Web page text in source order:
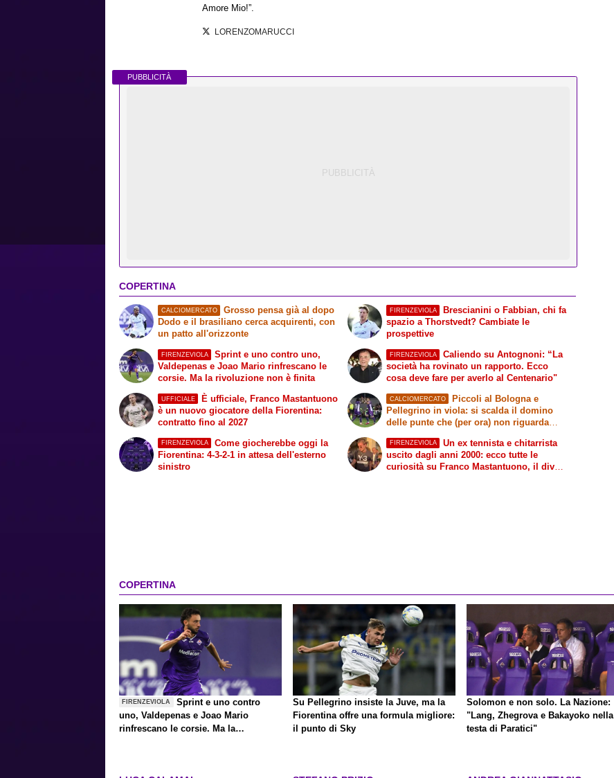
Amore Mio!”.
LORENZOMARUCCI
PUBBLICITÀ
COPERTINA
CALCIOMERCATO
Grosso pensa già al dopo
Dodo e il brasiliano cerca acquirenti, con
un patto all'orizzonte
FIRENZEVIOLA
Sprint e uno contro uno,
Valdepenas e Joao Mario rinfrescano le
corsie. Ma la rivoluzione non è finita
FIRENZEVIOLA
Brescianini o Fabbian, chi fa
spazio a Thorstvedt? Cambiate le
prospettive
FIRENZEVIOLA
Caliendo su Antognoni: “La
società ha rovinato un rapporto. Ecco
cosa deve fare per averlo al Centenario"
UFFICIALE
È ufficiale, Franco Mastantuono
è un nuovo giocatore della Fiorentina:
contratto fino al 2027
FIRENZEVIOLA
Come giocherebbe oggi la
Fiorentina: 4-3-2-1 in attesa dell'esterno
sinistro
CALCIOMERCATO
Piccoli al Bologna e
Pellegrino in viola: si scalda il domino
delle punte che (per ora) non riguarda
FIRENZEVIOLA
Un ex tennista e chitarrista
uscito dagli anni 2000: ecco tutte le
curiosità su Franco Mastantuono, il divo
COPERTINA
FIRENZEVIOLA
Sprint e uno contro
uno, Valdepenas e Joao Mario
rinfrescano le corsie. Ma la
Su Pellegrino insiste la Juve, ma la
Fiorentina offre una formula migliore:
il punto di Sky
Solomon e non solo. La Nazione:
"Lang, Zhegrova e Bakayoko nella
testa di Paratici"